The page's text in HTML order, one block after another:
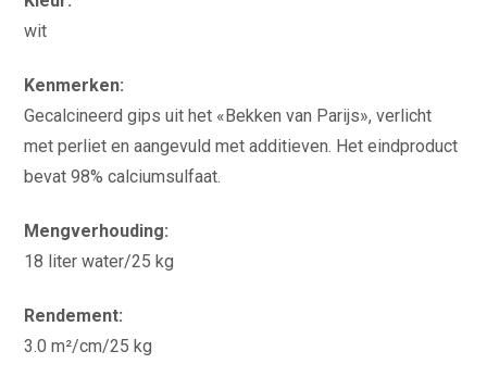
wit
Kenmerken:
Gecalcineerd gips uit het «Bekken van Parijs», verlicht
met perliet en aangevuld met additieven. Het eindproduct
bevat 98% calciumsulfaat.
Mengverhouding:
18 liter water/25 kg
Rendement:
3.0 m²/cm/25 kg